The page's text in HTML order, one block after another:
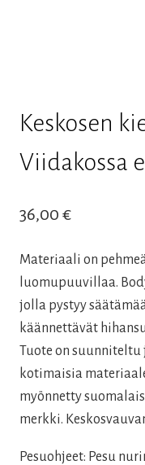
Keskosen
Viidakossa
36,00 €
Materiaali on
luomupuuvillaa.
jolla pystyy
käännettävät
Tuote on suunniteltu
kotimaisia
myönnetty
merkki.
Pesuohjeet: Pesu